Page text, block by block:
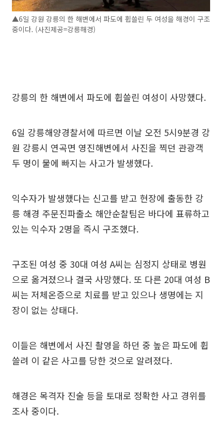
▲6일 강원 강릉의 한 해변에서 파도에 휩쓸린 두 여성을 해경이 구조
중이다. (사진제공=강릉해경)
강릉의 한 해변에서 파도에 휩쓸린 여성이 사망했다.
6일 강릉해양경찰서에 따르면 이날 오전 5시9분경 강
원 강릉시 연곡면 영진해변에서 사진을 찍던 관광객
두 명이 물에 빠지는 사고가 발생했다.
익수자가 발생했다는 신고를 받고 현장에 출동한 강
릉 해경 주문진파출소 해안순찰팀은 바다에 표류하고
있는 익수자 2명을 즉시 구조했다.
구조된 여성 중 30대 여성 A씨는 심정지 상태로 병원
으로 옮겨졌으나 결국 사망했다. 또 다른 20대 여성 B
씨는 저체온증으로 치료를 받고 있으나 생명에는 지
장이 없는 상태다.
이들은 해변에서 사진 촬영을 하던 중 높은 파도에 휩
쓸려 이 같은 사고를 당한 것으로 알려졌다.
해경은 목격자 진술 등을 토대로 정확한 사고 경위를
조사 중이다.